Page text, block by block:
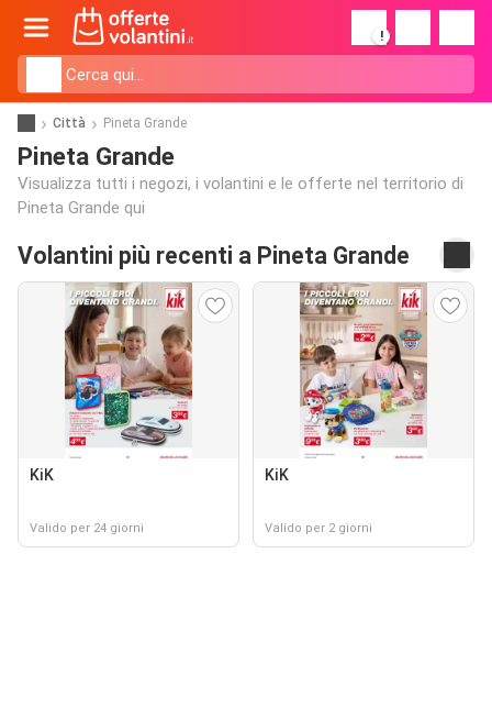
!
Città Pineta Grande
Pineta Grande
Visualizza tutti i negozi, i volantini e le offerte nel territorio di
Pineta Grande qui
Volantini più recenti a Pineta Grande
KiK
Valido per 24 giorni
KiK
Valido per 2 giorni